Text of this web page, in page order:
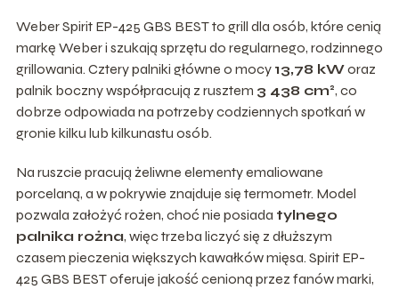
Weber Spirit EP-425 GBS BEST to grill dla osób, które cenią
markę Weber i szukają sprzętu do regularnego, rodzinnego
grillowania. Cztery palniki główne o mocy 13,78 kWoraz
palnik boczny współpracują z rusztem 3 438 cm², co
dobrze odpowiada na potrzeby codziennych spotkań w
gronie kilku lub kilkunastu osób.
Na ruszcie pracują żeliwne elementy emaliowane
porcelaną, a w pokrywie znajduje się termometr. Model
pozwala założyć rożen, choć nie posiada tylnego
palnika rożna, więc trzeba liczyć się z dłuższym
czasem pieczenia większych kawałków mięsa. Spirit EP-
425 GBS BEST oferuje jakość cenioną przez fanów marki,